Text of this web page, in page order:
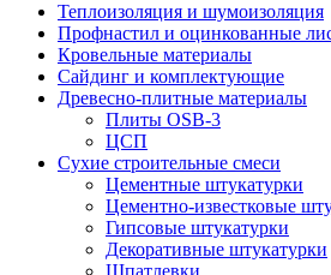
Теплоизоляция и шумоизоляция
Профнастил и оцинкованные
Кровельные материалы
Сайдинг и комплектующие
Древесно-плитные материалы
Плиты OSB-3
ЦСП
Сухие строительные смеси
Цементные штукатурки
Цементно-известковые
Гипсовые штукатурки
Декоративные штукатурки